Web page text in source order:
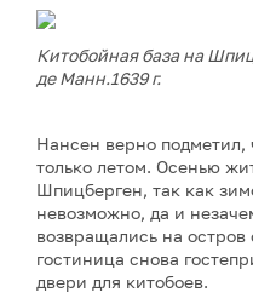
Китобойная база на
де Манн.1639 г.
Нансен верно подметил,
только летом. Осенью
Шпицберген, так как
невозможно, да и
возвращались на
гостиница снова
двери для китобоев.